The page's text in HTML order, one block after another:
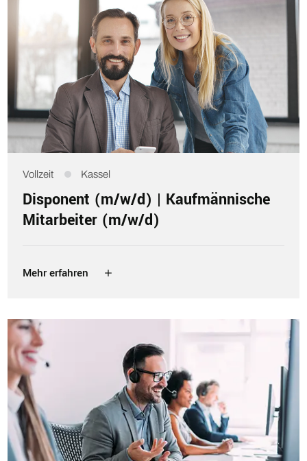
Vollzeit Kassel
Disponent (m/w/d) | Kaufmännische
Mitarbeiter (m/w/d)
Mehr erfahren